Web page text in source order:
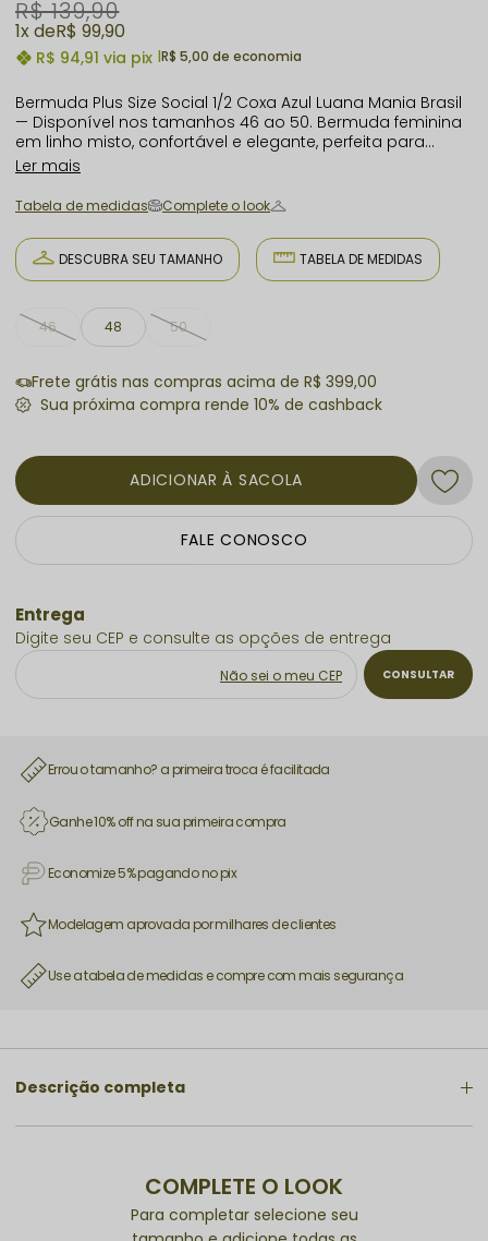
R$ 94,91 via pix |R$ 5,00 de economia
R$ 139,90
1x R$ 99,90
Bermuda Plus Size Social 1/2 Coxa Azul Luana Mania Brasil
— Disponível nos tamanhos 46 ao 50. Bermuda feminina
em linho misto, confortável e elegante, perfeita para
quem busca moda plus size com estilo. Cintura com
metalizados no cós, bolsos funcionais frontais e
comprimento ideal para dias quentes. Aposte em uma
peça versátil, que combina com regatas, camisas e
kimonos, para se sentir linda e bem vestida. Mania Brasil
Moda Plus Size: modernidade e sofisticação do 46 ao 50.
Ler mais
Tabela de medidas Complete o look
DESCUBRA SEU TAMANHO TABELA DE MEDIDAS
46 48 50
ADICIONAR À SACOLA
Frete grátis nas compras acima de R$ 399,00
FALE CONOSCO
Não sei o meu CEP
Errou o tamanho? a primeira troca é facilitada
Ganhe 10% off na sua primeira compra
Economize 5% pagando no pix
Modelagem aprovada por milhares de clientes
Use a tabela de medidas e compre com mais segurança
Descrição completa
COMPLETE O LOOK
Para completar selecione seu